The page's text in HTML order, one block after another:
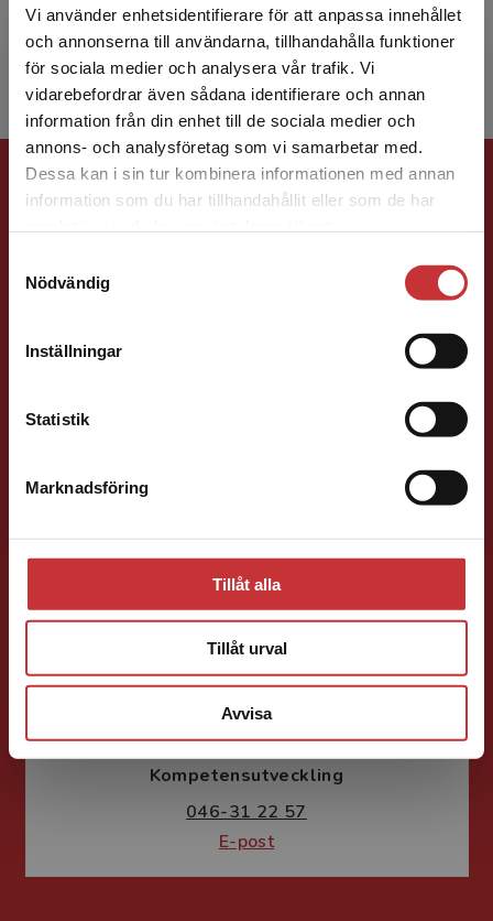
Vi använder enhetsidentifierare för att anpassa innehållet
och annonserna till användarna, tillhandahålla funktioner
för sociala medier och analysera vår trafik. Vi
vidarebefordrar även sådana identifierare och annan
information från din enhet till de sociala medier och
annons- och analysföretag som vi samarbetar med.
Dessa kan i sin tur kombinera informationen med annan
information som du har tillhandahållit eller som de har
Nödvändig
Inställningar
Statistik
Marknadsföring
Tillåt alla
Tillåt urval
Avvisa
Begränsad fraktregion
Det verkar som att du besöker
studentlitteratur.se via en enhet utanför Sverige.
Vi erbjuder inte leveranser utanför Sverige. För
att kunna slutföra ett köp måste
hjälpa beteendemässigt störande barn –
numera kallad Co...
Förlagskontakt
Fritjof Janson
Förlagskoordinator Kurslitteratur och
Kompetensutveckling
046-31 22 57
E-post